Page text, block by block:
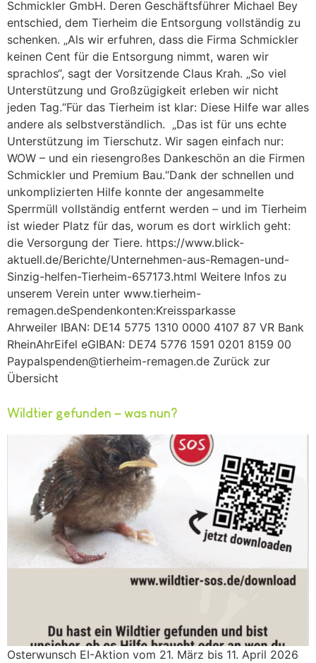
Schmickler GmbH. Deren Geschäftsführer Michael Bey
entschied, dem Tierheim die Entsorgung vollständig zu
schenken. „Als wir erfuhren, dass die Firma Schmickler
keinen Cent für die Entsorgung nimmt, waren wir
sprachlos“, sagt der Vorsitzende Claus Krah. „So viel
Unterstützung und Großzügigkeit erleben wir nicht
jeden Tag.“Für das Tierheim ist klar: Diese Hilfe war alles
andere als selbstverständlich. „Das ist für uns echte
Unterstützung im Tierschutz. Wir sagen einfach nur:
WOW – und ein riesengroßes Dankeschön an die Firmen
Schmickler und Premium Bau.“Dank der schnellen und
unkomplizierten Hilfe konnte der angesammelte
Sperrmüll vollständig entfernt werden – und im Tierheim
ist wieder Platz für das, worum es dort wirklich geht:
die Versorgung der Tiere. https://www.blick-
aktuell.de/Berichte/Unternehmen-aus-Remagen-und-
Sinzig-helfen-Tierheim-657173.html Weitere Infos zu
unserem Verein unter www.tierheim-
remagen.deSpendenkonten:Kreissparkasse
Ahrweiler IBAN: DE14 5775 1310 0000 4107 87 VR Bank
RheinAhrEifel eGIBAN: DE74 5776 1591 0201 8159 00
Paypalspenden@tierheim-remagen.de Zurück zur
Übersicht
Wildtier gefunden – was nun?
Osterwunsch EI-Aktion vom 21. März bis 11. April 2026